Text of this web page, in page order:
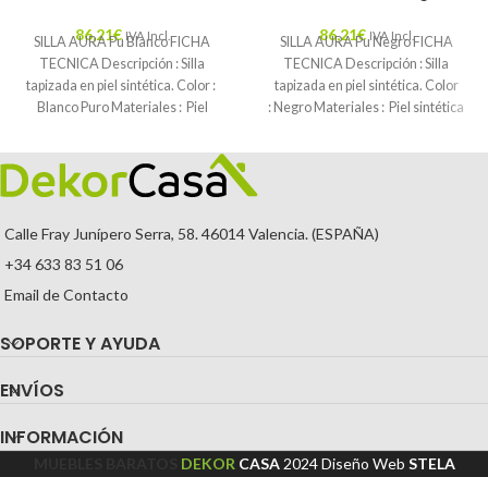
86,21€ IVA Incl.
SILLA AURA Pu Blanco FICHA
TECNICA Descripción : Silla
tapizada en piel sintética. Color :
Blanco Puro Materiales : Piel
86,21€ IVA Incl.
SILLA AURA Pu Negro FICHA
TECNICA Descripción : Silla
tapizada en piel sintética. Color
: Negro Materiales : Piel sintética
Calle Fray Junípero Serra, 58. 46014 Valencia. (ESPAÑA)
+34 633 83 51 06
Email de Contacto
SOPORTE Y AYUDA
ENVÍOS
INFORMACIÓN
DEKOR CASA 2024Diseño Web STELA